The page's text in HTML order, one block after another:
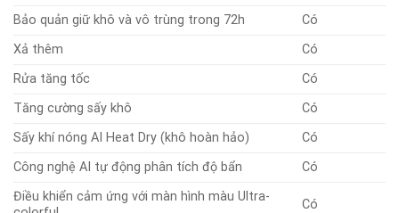
Bảo quản giữ khô và vô trùng trong 72h
Có
Xả thêm
Có
Rửa tăng tốc
Có
Tăng cường sấy khô
Có
Sấy khí nóng AI Heat Dry (khô hoàn hảo)
Có
Công nghệ AI tự động phân tích độ bẩn
Có
Điều khiển cảm ứng với màn hình màu Ultra-
Có